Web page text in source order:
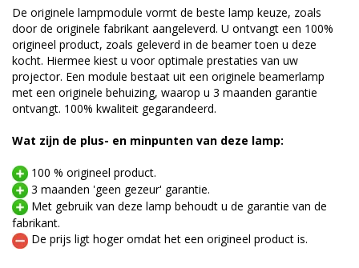
De originele lampmodule vormt de beste lamp keuze, zoals
door de originele fabrikant aangeleverd. U ontvangt een 100%
origineel product, zoals geleverd in de beamer toen u deze
kocht. Hiermee kiest u voor optimale prestaties van uw
projector. Een module bestaat uit een originele beamerlamp
met een originele behuizing, waarop u 3 maanden garantie
ontvangt. 100% kwaliteit gegarandeerd.
Wat zijn de plus- en minpunten van deze lamp:
100 % origineel product.
3 maanden 'geen gezeur' garantie.
Met gebruik van deze lamp behoudt u de garantie van de
fabrikant.
De prijs ligt hoger omdat het een origineel product is.